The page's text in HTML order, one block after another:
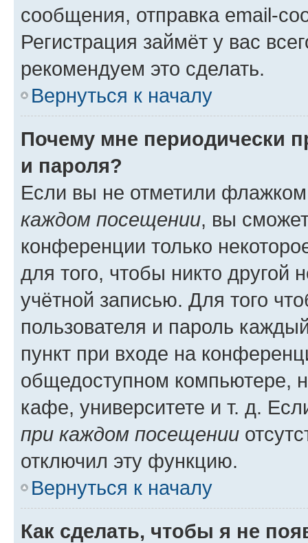
сообщения, отправка email-
Регистрация займёт у вас
рекомендуем это сделать.
Вернуться к началу
Почему мне периодически
и пароля?
Если вы не отметили
каждом посещении, вы
конференции только
для того, чтобы никто другой
учётной записью. Для того
пользователя и пароль
пункт при входе на
общедоступном компьютере,
кафе, университете и т. д.
при каждом посещении
отключил эту функцию.
Вернуться к началу
Как сделать, чтобы я не